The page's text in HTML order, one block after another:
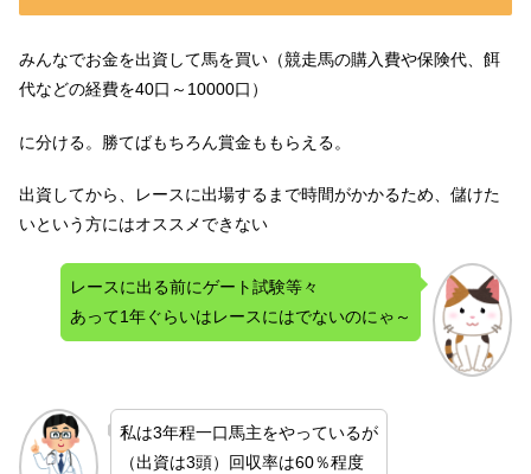
みんなでお金を出資して馬を買い（競走馬の購入費や保険代、餌
代などの経費を40口～10000口）
に分ける。勝てばもちろん賞金ももらえる。
出資してから、レースに出場するまで時間がかかるため、儲けた
いという方にはオススメできない
レースに出る前にゲート試験等々
あって1年ぐらいはレースにはでないのにゃ～
私は3年程一口馬主をやっているが
（出資は3頭）回収率は60％程度